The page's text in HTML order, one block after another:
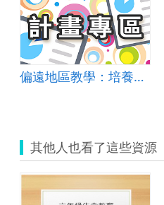
偏遠地區教學：培養道德實踐與公民意識素養
其他人也看了這些資源